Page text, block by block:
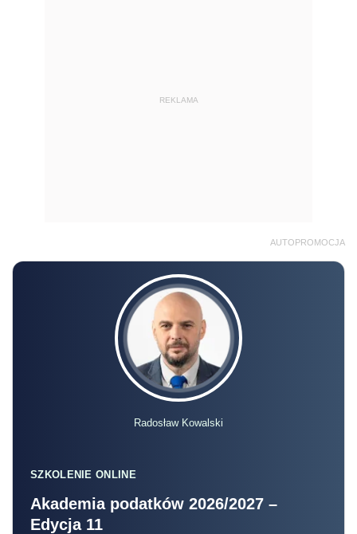
REKLAMA
AUTOPROMOCJA
Radosław Kowalski
SZKOLENIE ONLINE
Akademia podatków 2026/2027 –
Edycja 11